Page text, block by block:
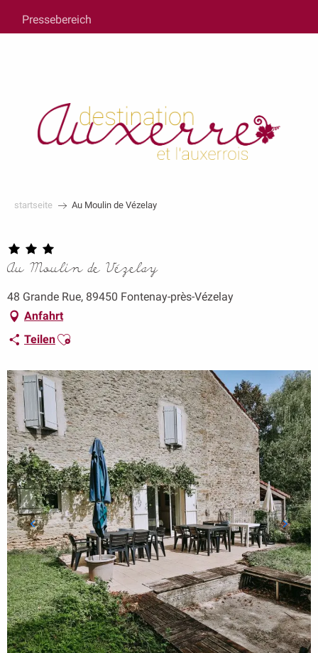
contenu
principal
Pressebereich
startseite Au Moulin de Vézelay
Au Moulin de Vézelay
48 Grande Rue, 89450 Fontenay-près-Vézelay
Anfahrt
TeilenAjouter aux favoris